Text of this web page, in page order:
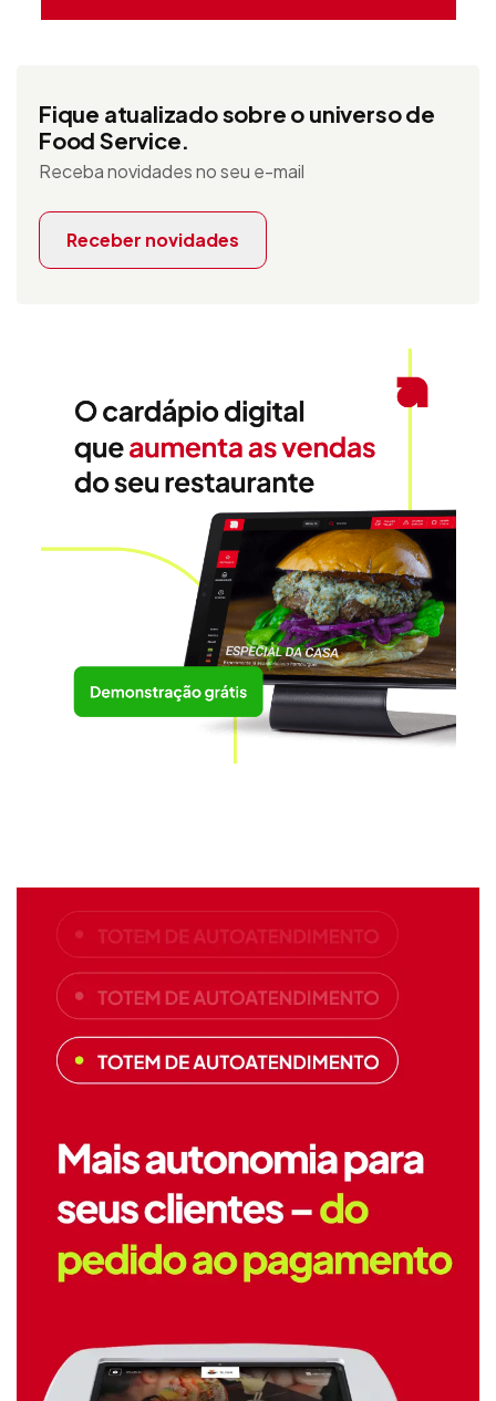
Fique atualizado sobre o universo de
Food Service.
Receba novidades no seu e-mail
Receber novidades